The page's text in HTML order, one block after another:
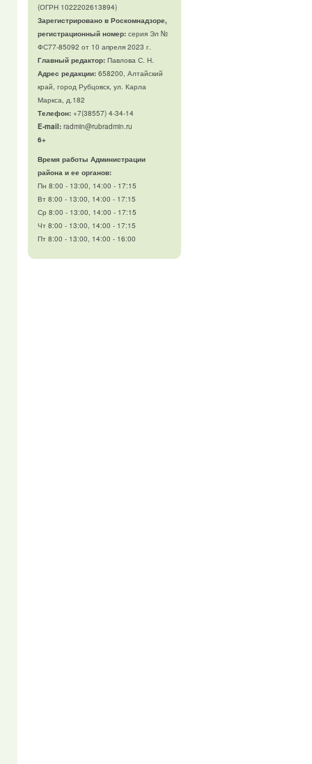
(ОГРН 1022202613894)
Зарегистрировано в Роскомнадзоре,
регистрационный номер:серия Эл №
ФС77-85092 от 10 апреля 2023 г.
Главный редактор:Павлова С. Н.
Адрес редакции:658200, Алтайский
край, город Рубцовск, ул. Карла
Маркса, д.182
Телефон:+7(38557) 4-34-14
E-mail:radmin@rubradmin.ru
6+
Время работы Администрации
района и ее органов:
Пн 8:00 - 13:00, 14:00 - 17:15
Вт 8:00 - 13:00, 14:00 - 17:15
Ср 8:00 - 13:00, 14:00 - 17:15
Чт 8:00 - 13:00, 14:00 - 17:15
Пт 8:00 - 13:00, 14:00 - 16:00